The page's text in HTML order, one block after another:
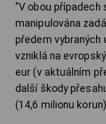
"V obou případech
manipulována
předem vybraných
vzniklá na
eur (v aktuálním
další škody
(14,6 milionu